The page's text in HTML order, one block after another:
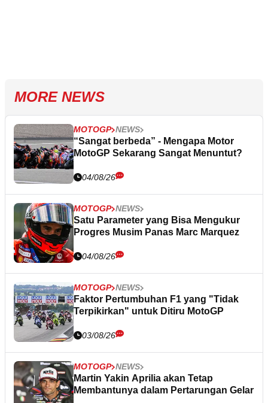
MORE NEWS
MOTOGP NEWS
“Sangat berbeda” - Mengapa Motor
MotoGP Sekarang Sangat Menuntut?
04/08/26
MOTOGP NEWS
Satu Parameter yang Bisa Mengukur
Progres Musim Panas Marc Marquez
04/08/26
MOTOGP NEWS
Faktor Pertumbuhan F1 yang "Tidak
Terpikirkan" untuk Ditiru MotoGP
03/08/26
MOTOGP NEWS
Martin Yakin Aprilia akan Tetap
Membantunya dalam Pertarungan Gelar